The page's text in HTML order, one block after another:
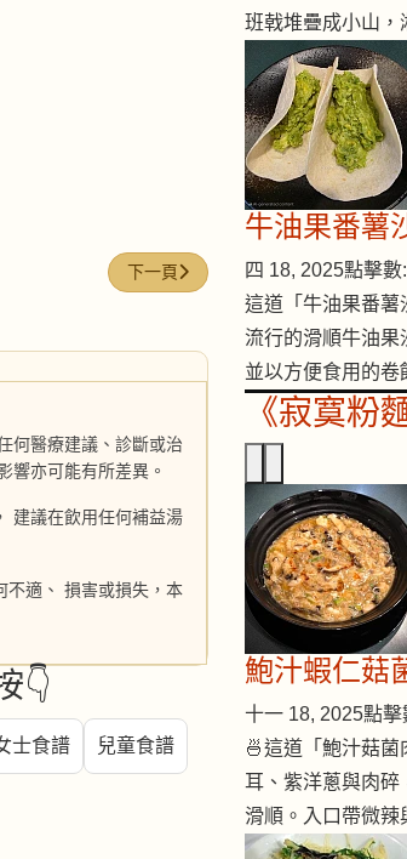
下一篇文章: 蛋糕易切法
下一頁
何醫療建議、診斷或治
響亦可能有所差異。
建議在飲用任何補益湯
不適、 損害或損失，本
👇
士食譜 兒童食譜
班戟堆疊成小山
牛油果番薯
四 18, 2025點擊數
這道「牛油果番薯
流行的滑順牛油果
並以方便食用的
《寂寞粉
鮑汁蝦仁菇
十一 18, 2025點擊
🍜這道「鮑汁菇
耳、紫洋蔥與肉碎
滑順。入口帶微